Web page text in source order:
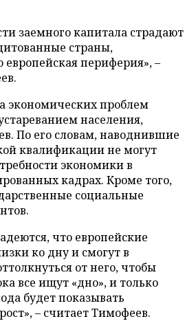
заемного капитала страдают
страны,
периферия», –
экономических проблем
населения,
По его словам, наводнившие
квалификации не могут
экономики в
кадрах. Кроме того,
социальные
что европейские
ко дну и смогут в
от него, чтобы
все ищут «дно», и только
будет показывать
– считает Тимофеев.